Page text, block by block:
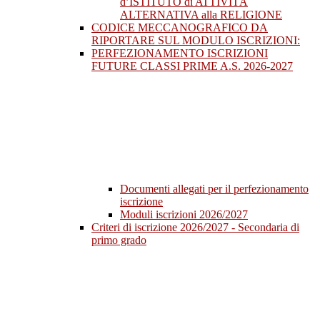
ALTERNATIVA alla RELIGIONE
CODICE MECCANOGRAFICO DA
RIPORTARE SUL MODULO ISCRIZIONI:
PERFEZIONAMENTO ISCRIZIONI
FUTURE CLASSI PRIME A.S. 2026-2027
Documenti allegati per il perfezionamento
iscrizione
Moduli iscrizioni 2026/2027
Criteri di iscrizione 2026/2027 - Secondaria di
primo grado